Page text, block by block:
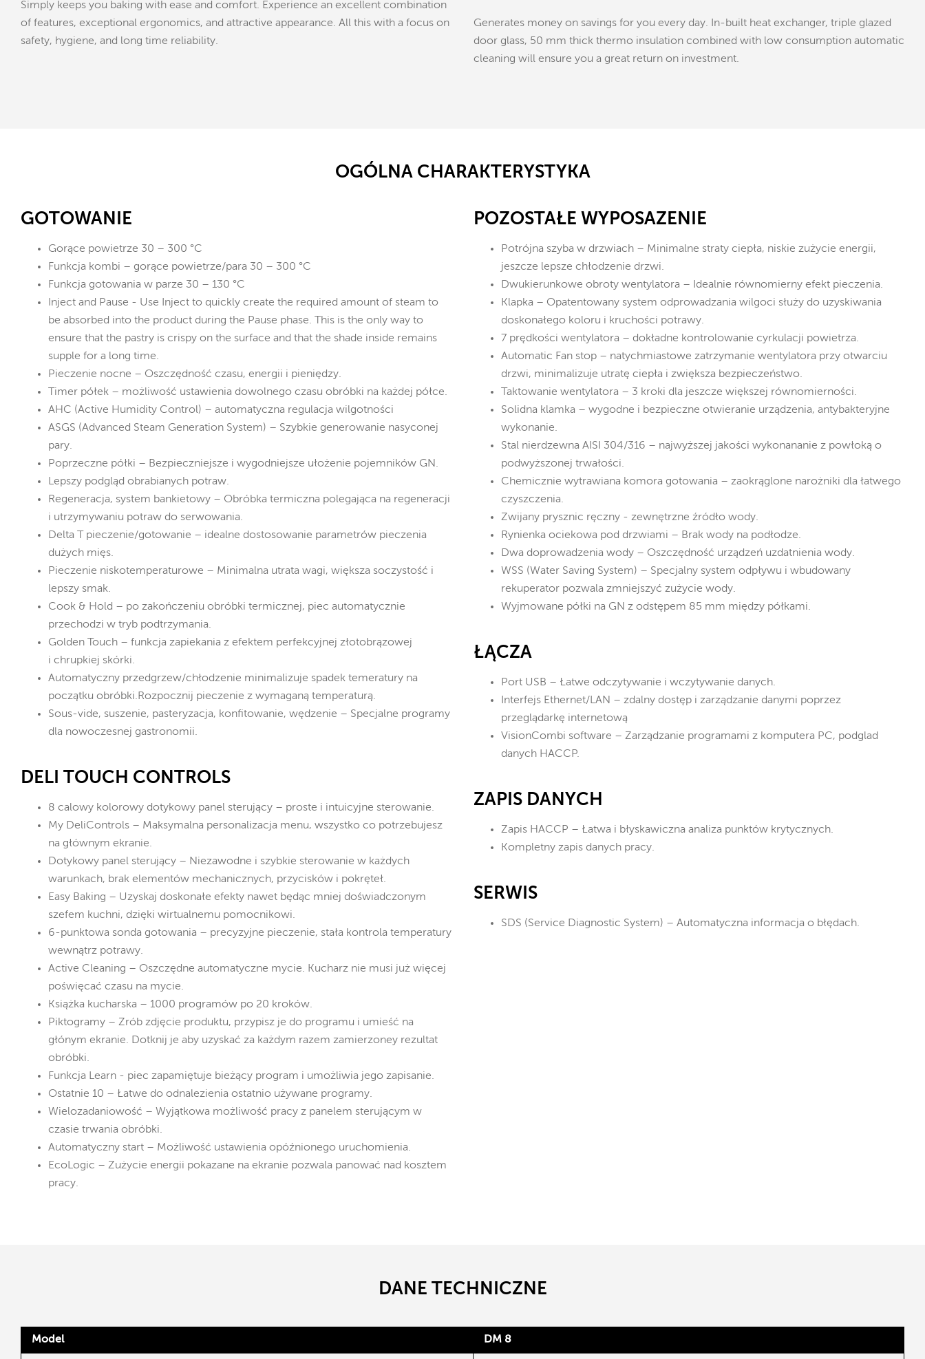
Simply keeps you baking with ease and comfort. Experience an excellent combination
of features, exceptional ergonomics, and attractive appearance. All this with a focus on
safety, hygiene, and long time reliability.
Generates money on savings for you every day. In-built heat exchanger, triple glazed
door glass, 50 mm thick thermo insulation combined with low consumption automatic
cleaning will ensure you a great return on investment.
OGÓLNA CHARAKTERYSTYKA
GOTOWANIE
Gorące powietrze 30 – 300 °C
Funkcja kombi – gorące powietrze/para 30 – 300 °C
Funkcja gotowania w parze 30 – 130 °C
Inject and Pause - Use Inject to quickly create the required amount of steam to
be absorbed into the product during the Pause phase. This is the only way to
ensure that the pastry is crispy on the surface and that the shade inside remains
supple for a long time.
Pieczenie nocne – Oszczędność czasu, energii i pieniędzy.
Timer półek – możliwość ustawienia dowolnego czasu obróbki na każdej półce.
AHC (Active Humidity Control) – automatyczna regulacja wilgotności
ASGS (Advanced Steam Generation System) – Szybkie generowanie nasyconej
pary.
Poprzeczne półki – Bezpieczniejsze i wygodniejsze ułożenie pojemników GN.
Lepszy podgląd obrabianych potraw.
Regeneracja, system bankietowy – Obróbka termiczna polegająca na regeneracji
i utrzymywaniu potraw do serwowania.
Delta T pieczenie/gotowanie – idealne dostosowanie parametrów pieczenia
dużych mięs.
Pieczenie niskotemperaturowe – Minimalna utrata wagi, większa soczystość i
lepszy smak.
Cook & Hold – po zakończeniu obróbki termicznej, piec automatycznie
przechodzi w tryb podtrzymania.
Golden Touch – funkcja zapiekania z efektem perfekcyjnej złotobrązowej
i chrupkiej skórki.
Automatyczny przedgrzew/chłodzenie minimalizuje spadek temeratury na
początku obróbki.Rozpocznij pieczenie z wymaganą temperaturą.
Sous-vide, suszenie, pasteryzacja, konfitowanie, wędzenie – Specjalne programy
dla nowoczesnej gastronomii.
DELI TOUCH CONTROLS
8 calowy kolorowy dotykowy panel sterujący – proste i intuicyjne sterowanie.
My DeliControls – Maksymalna personalizacja menu, wszystko co potrzebujesz
na głównym ekranie.
Dotykowy panel sterujący – Niezawodne i szybkie sterowanie w każdych
warunkach, brak elementów mechanicznych, przycisków i pokręteł.
Easy Baking – Uzyskaj doskonałe efekty nawet będąc mniej doświadczonym
szefem kuchni, dzięki wirtualnemu pomocnikowi.
6-punktowa sonda gotowania – precyzyjne pieczenie, stała kontrola temperatury
wewnątrz potrawy.
Active Cleaning – Oszczędne automatyczne mycie. Kucharz nie musi już więcej
poświęcać czasu na mycie.
Książka kucharska – 1000 programów po 20 kroków.
Piktogramy – Zrób zdjęcie produktu, przypisz je do programu i umieść na
głónym ekranie. Dotknij je aby uzyskać za każdym razem zamierzoney rezultat
obróbki.
Funkcja Learn - piec zapamiętuje bieżący program i umożliwia jego zapisanie.
Ostatnie 10 – Łatwe do odnalezienia ostatnio używane programy.
Wielozadaniowość – Wyjątkowa możliwość pracy z panelem sterującym w
czasie trwania obróbki.
Automatyczny start – Możliwość ustawienia opóźnionego uruchomienia.
EcoLogic – Zużycie energii pokazane na ekranie pozwala panować nad kosztem
pracy.
POZOSTAŁE WYPOSAŻENIE
Potrójna szyba w drzwiach – Minimalne straty ciepła, niskie zużycie energii,
jeszcze lepsze chłodzenie drzwi.
Dwukierunkowe obroty wentylatora – Idealnie równomierny efekt pieczenia.
Klapka – Opatentowany system odprowadzania wilgoci służy do uzyskiwania
doskonałego koloru i kruchości potrawy.
7 prędkości wentylatora – dokładne kontrolowanie cyrkulacji powietrza.
Automatic Fan stop – natychmiastowe zatrzymanie wentylatora przy otwarciu
drzwi, minimalizuje utratę ciepła i zwiększa bezpieczeństwo.
Taktowanie wentylatora – 3 kroki dla jeszcze większej równomierności.
Solidna klamka – wygodne i bezpieczne otwieranie urządzenia, antybakteryjne
wykonanie.
Stal nierdzewna AISI 304/316 – najwyższej jakości wykonananie z powłoką o
podwyższonej trwałości.
Chemicznie wytrawiana komora gotowania – zaokrąglone narożniki dla łatwego
czyszczenia.
Zwijany prysznic ręczny - zewnętrzne źródło wody.
Rynienka ociekowa pod drzwiami – Brak wody na podłodze.
Dwa doprowadzenia wody – Oszczędność urządzeń uzdatnienia wody.
WSS (Water Saving System) – Specjalny system odpływu i wbudowany
rekuperator pozwala zmniejszyć zużycie wody.
Wyjmowane półki na GN z odstępem 85 mm między półkami.
ŁĄCZA
Port USB – Łatwe odczytywanie i wczytywanie danych.
Interfejs Ethernet/LAN – zdalny dostęp i zarządzanie danymi poprzez
przeglądarkę internetową
VisionCombi software – Zarządzanie programami z komputera PC, podglad
danych HACCP.
ZAPIS DANYCH
Zapis HACCP – Łatwa i błyskawiczna analiza punktów krytycznych.
Kompletny zapis danych pracy.
SERWIS
SDS (Service Diagnostic System) – Automatyczna informacja o błędach.
DANE TECHNICZNE
Model DM 8